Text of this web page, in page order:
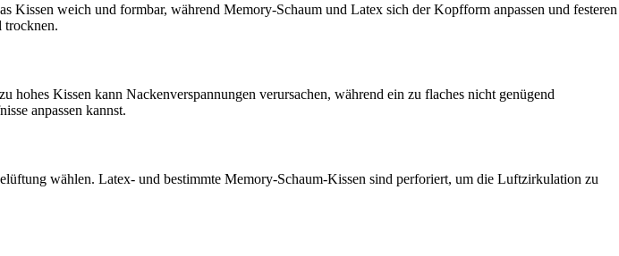
weich und formbar, während Memory-Schaum und Latex sich der Kopfform anpassen und festeren
trocknen.
Kissen kann Nackenverspannungen verursachen, während ein zu flaches nicht genügend
anpassen kannst.
wählen. Latex- und bestimmte Memory-Schaum-Kissen sind perforiert, um die Luftzirkulation zu